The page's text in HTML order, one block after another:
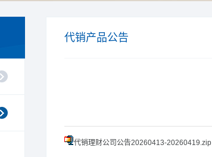
代销产品公告
代销理财公司公告20260413-20260419.zip